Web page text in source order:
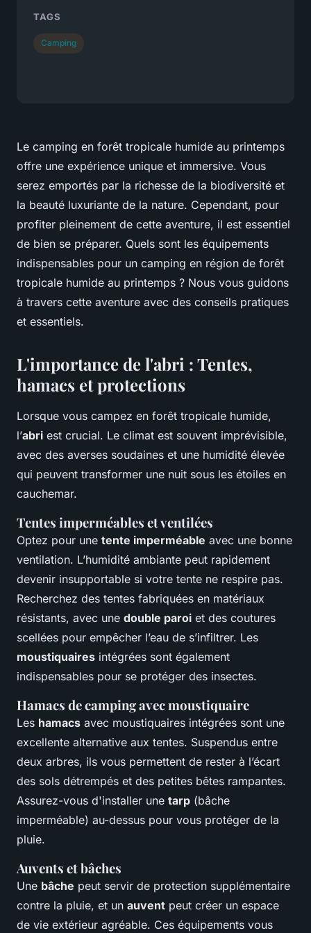
Le camping en forêt tropicale humide au printemps
offre une expérience unique et immersive. Vous
serez emportés par la richesse de la biodiversité et
la beauté luxuriante de la nature. Cependant, pour
profiter pleinement de cette aventure, il est essentiel
de bien se préparer. Quels sont les équipements
indispensables pour un camping en région de forêt
tropicale humide au printemps ? Nous vous guidons
à travers cette aventure avec des conseils pratiques
et essentiels.
L'importance de l'abri : Tentes,
hamacs et protections
Lorsque vous campez en forêt tropicale humide,
l’abri est crucial. Le climat est souvent imprévisible,
avec des averses soudaines et une humidité élevée
qui peuvent transformer une nuit sous les étoiles en
cauchemar.
Tentes imperméables et ventilées
Optez pour une tente imperméable avec une bonne
ventilation. L’humidité ambiante peut rapidement
devenir insupportable si votre tente ne respire pas.
Recherchez des tentes fabriquées en matériaux
résistants, avec une double paroi et des coutures
scellées pour empêcher l’eau de s’infiltrer. Les
moustiquaires intégrées sont également
indispensables pour se protéger des insectes.
Hamacs de camping avec moustiquaire
Les hamacs avec moustiquaires intégrées sont une
excellente alternative aux tentes. Suspendus entre
deux arbres, ils vous permettent de rester à l’écart
des sols détrempés et des petites bêtes rampantes.
Assurez-vous d'installer une tarp (bâche
imperméable) au-dessus pour vous protéger de la
pluie.
Auvents et bâches
Une bâche peut servir de protection supplémentaire
contre la pluie, et un auvent peut créer un espace
de vie extérieur agréable. Ces équipements vous
TAGS
Camping